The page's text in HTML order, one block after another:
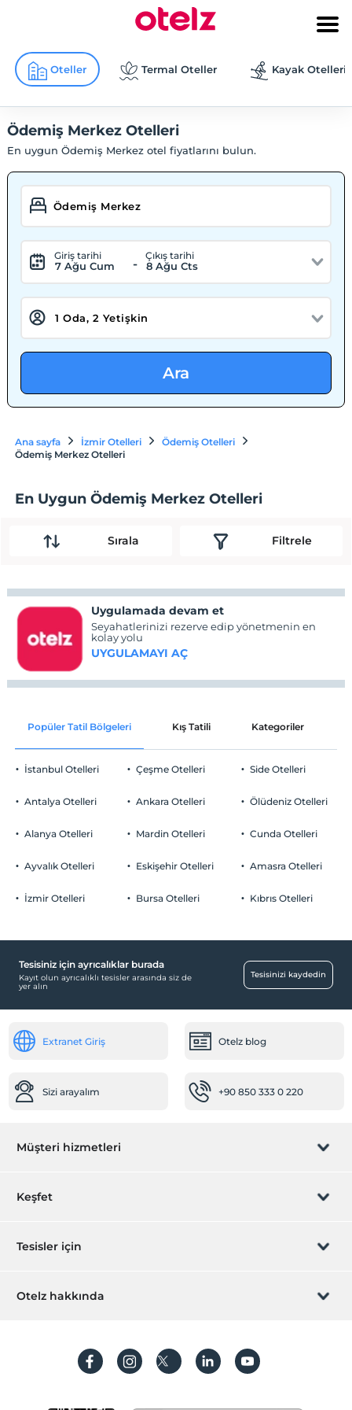
Oteller Termal Oteller Kayak Otelleri
Ödemiş Merkez Otelleri
En uygun Ödemiş Merkez otel fiyatlarını bulun.
Giriş tarihi
7 Ağu Cum -
Çıkış tarihi
8 Ağu Cts
Ara
Ana sayfa İzmir Otelleri
Ödemiş Otelleri
Ödemiş Merkez Otelleri
En Uygun Ödemiş Merkez Otelleri
Sırala Filtrele
Uygulamada devam et
Seyahatlerinizi rezerve edip yönetmenin en
kolay yolu
UYGULAMAYI AÇ
Popüler Tatil Bölgeleri Kış Tatili Kategoriler
İstanbul Otelleri
Antalya Otelleri
Alanya Otelleri
Ayvalık Otelleri
İzmir Otelleri
Çeşme Otelleri
Ankara Otelleri
Mardin Otelleri
Eskişehir Otelleri
Bursa Otelleri
Side Otelleri
Ölüdeniz Otelleri
Cunda Otelleri
Amasra Otelleri
Kıbrıs Otelleri
Tesisiniz için ayrıcalıklar burada
Kayıt olun ayrıcalıklı tesisler arasında siz de
yer alın
Tesisinizi kaydedin
Extranet Giriş Otelz blog
Sizi arayalım +90 850 333 0 220
Müşteri hizmetleri
Rezervasyon yönet
Sıkça sorulan sorular
Keşfet
Hediye Kart
Hesap oluştur
Tesisler için
Hemen tesisinizi ekleyin
Otelz hakkında